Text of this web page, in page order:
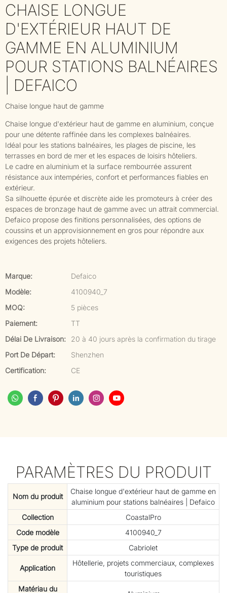
CHAISE LONGUE
D'EXTÉRIEUR HAUT DE
GAMME EN ALUMINIUM
POUR STATIONS BALNÉAIRES
| DEFAICO
Chaise longue haut de gamme
Chaise longue d'extérieur haut de gamme en aluminium, conçue
pour une détente raffinée dans les complexes balnéaires.
Idéal pour les stations balnéaires, les plages de piscine, les
terrasses en bord de mer et les espaces de loisirs hôteliers.
Le cadre en aluminium et la surface rembourrée assurent
résistance aux intempéries, confort et performances fiables en
extérieur.
Sa silhouette épurée et discrète aide les promoteurs à créer des
espaces de bronzage haut de gamme avec un attrait commercial.
Defaico propose des finitions personnalisées, des options de
coussins et un approvisionnement en gros pour répondre aux
exigences des projets hôteliers.
Marque:
Defaico
Modèle:
4100940_7
MOQ:
5 pièces
Paiement:
TT
Délai De Livraison:
20 à 40 jours après la confirmation du tirage
Port De Départ:
Shenzhen
Certification:
CE
PARAMÈTRES DU PRODUIT
Nom du produit
Chaise longue d'extérieur haut de gamme en
aluminium pour stations balnéaires | Defaico
Collection
CoastalPro
Code modèle
4100940_7
Type de produit
Cabriolet
Application
Hôtellerie, projets commerciaux, complexes
touristiques
Matériau du